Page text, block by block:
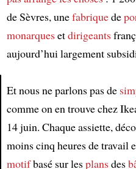
Article
de Sèvres, unefabriquede
monarquesetdirigeants
aujourd’hui largement
Et nous ne parlons pas de
comme on en trouve chez
14 juin. Chaque assiette,
moins cinq heures de travail
motifbasé sur lesplansdes